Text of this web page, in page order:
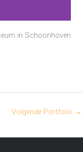
in Schoonhoven
Volgende Portfolio →